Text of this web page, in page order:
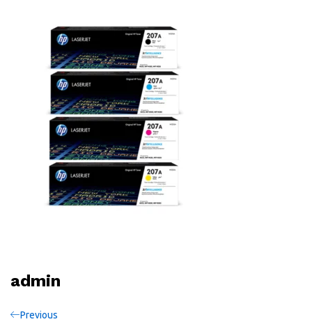
admin
Navigation
Previous
Previous